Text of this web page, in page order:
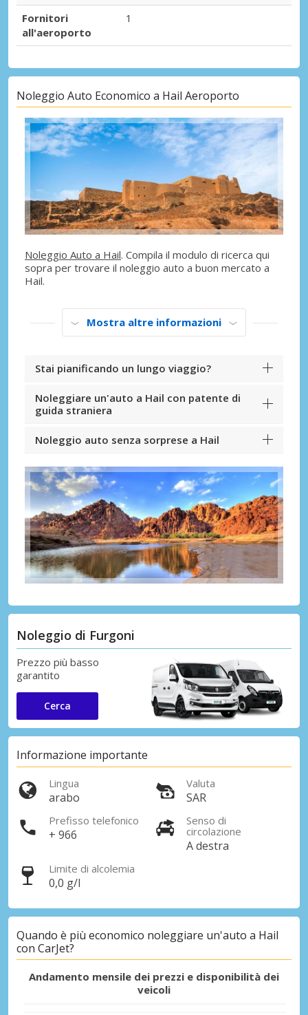
Fornitori
all'aeroporto
1
Noleggio Auto Economico a Hail Aeroporto
Noleggio Auto a Hail. Compila il modulo di ricerca qui
sopra per trovare il noleggio auto a buon mercato a
Hail.
Mostra altre informazioni
Stai pianificando un lungo viaggio?
Noleggiare un'auto a Hail con patente di
guida straniera
Noleggio auto senza sorprese a Hail
Noleggio di Furgoni
Prezzo più basso
garantito
Cerca
Informazione importante
Lingua
arabo
Valuta
SAR
Prefisso telefonico
+ 966
Senso di
circolazione
A destra
Limite di alcolemia
0,0 g/l
Quando è più economico noleggiare un'auto a Hail
con CarJet?
Andamento mensile dei prezzi e disponibilità dei
veicoli